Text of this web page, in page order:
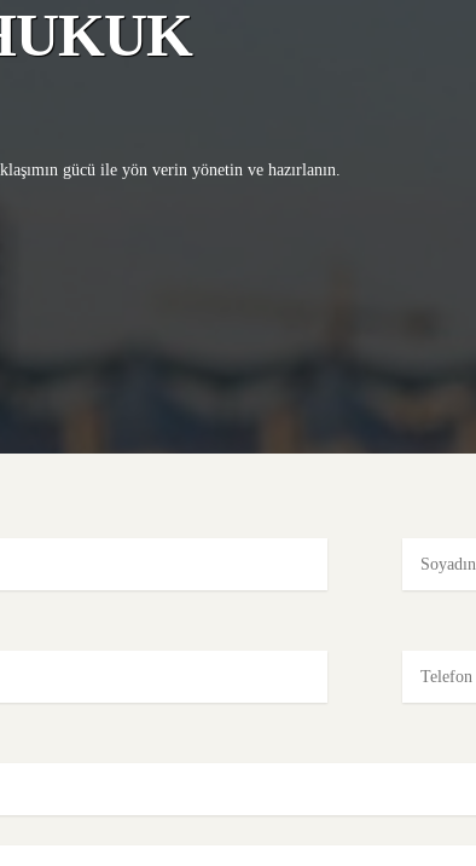
gücü ile yön verin yönetin ve hazırlanın.